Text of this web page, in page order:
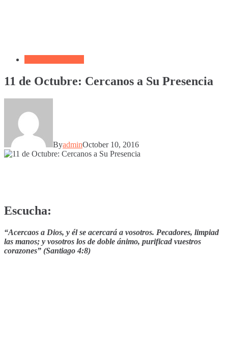
11 de Octubre: Cercanos a Su Presencia
ByadminOctober 10, 2016
Escucha:
“Acercaos a Dios, y él se acercará a vosotros. Pecadores, limpiad
las manos; y vosotros los de doble ánimo, purificad vuestros
corazones” (Santiago 4:8)